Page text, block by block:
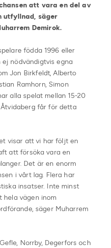
att vara en del av
utfyllnad, säger
Demirok.
födda 1996 eller
nödvändigtvis egna
Jon Birkfeldt, Alberto
Ramhorn, Simon
alla spelat mellan 15-20
får för detta
visar att vi har följt en
att försöka vara en
Det är en enorm
i vårt lag. Flera har
insatser. Inte minst
hela vägen inom
säger Muharrem
Norrby, Degerfors och